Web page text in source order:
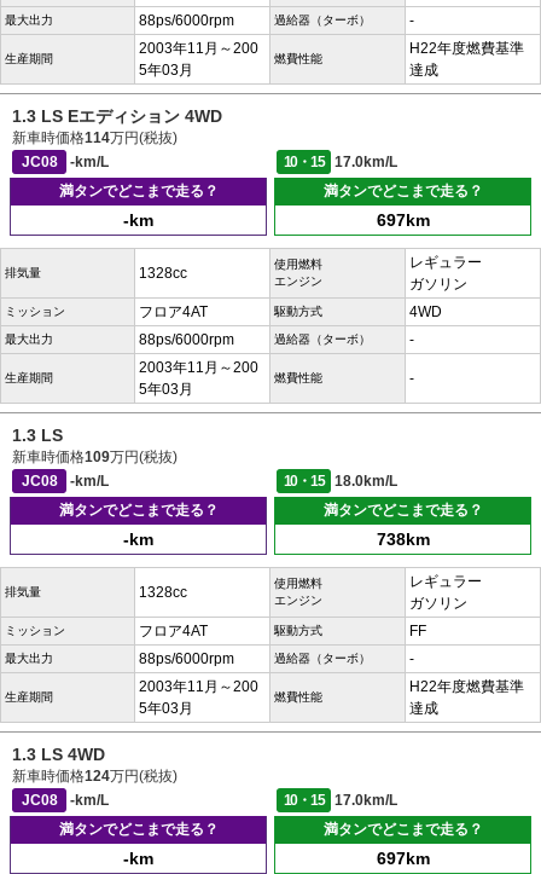
最大出力 88ps/6000rpm 過給器（ターボ） -
生産期間
2003年11月～200
5年03月
燃費性能
H22年度燃費基準
達成
1.3 LS Eエディション 4WD
新車時価格114万円(税抜)
JC08
-km/L 10・15
17.0km/L
満タンでどこまで走る？
-km
満タンでどこまで走る？
697km
排気量 1328cc
使用燃料
エンジン
レギュラー
ガソリン
ミッション フロア4AT 駆動方式 4WD
最大出力 88ps/6000rpm 過給器（ターボ） -
生産期間
2003年11月～200
5年03月
燃費性能 -
1.3 LS
新車時価格109万円(税抜)
JC08
-km/L 10・15
18.0km/L
満タンでどこまで走る？
-km
満タンでどこまで走る？
738km
排気量 1328cc
使用燃料
エンジン
レギュラー
ガソリン
ミッション フロア4AT 駆動方式 FF
最大出力 88ps/6000rpm 過給器（ターボ） -
生産期間
2003年11月～200
5年03月
燃費性能
H22年度燃費基準
達成
1.3 LS 4WD
新車時価格124万円(税抜)
JC08
-km/L 10・15
17.0km/L
満タンでどこまで走る？
-km
満タンでどこまで走る？
697km